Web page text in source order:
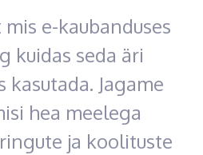
e-kaubanduses
kuidas seda äri
kasutada. Jagame
hea meelega
ja koolituste